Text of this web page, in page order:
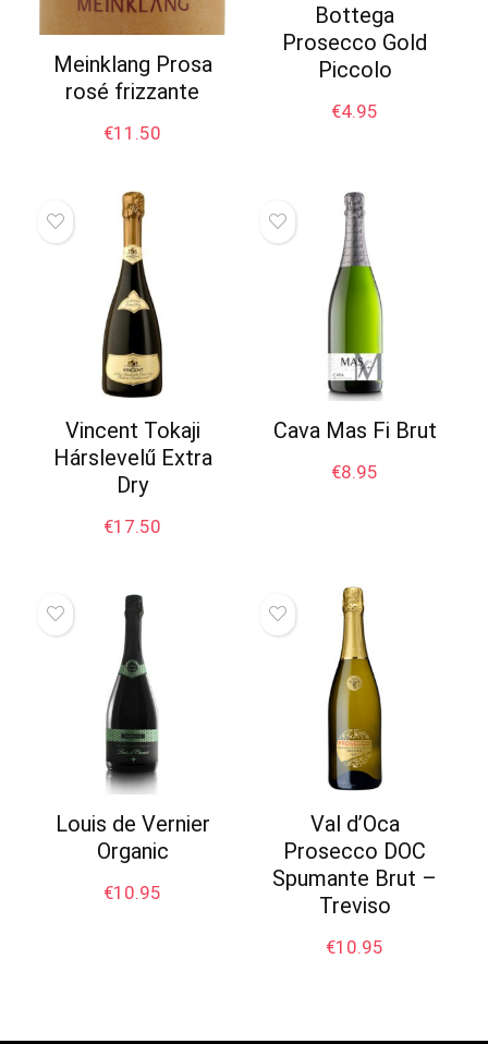
Meinklang Prosa
rosé frizzante
€11.50
Bottega
Prosecco Gold
Piccolo
€4.95
Vincent Tokaji
Hárslevelű Extra
Dry
€17.50
Cava Mas Fi Brut
€8.95
Louis de Vernier
Organic
€10.95
Val d’Oca
Prosecco DOC
Spumante Brut –
Treviso
€10.95